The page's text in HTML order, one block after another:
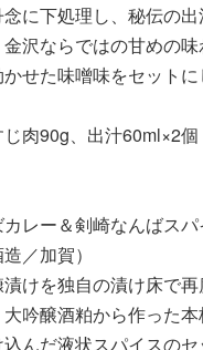
に下処理し、秘伝の
沢ならではの甘めの
せた味噌味をセット
肉90g、出汁60ml×2個
カレー＆剣崎なんばス
／加賀）
けを独自の漬け床で
吟醸酒粕から作った
んだ液状スパイスのセ